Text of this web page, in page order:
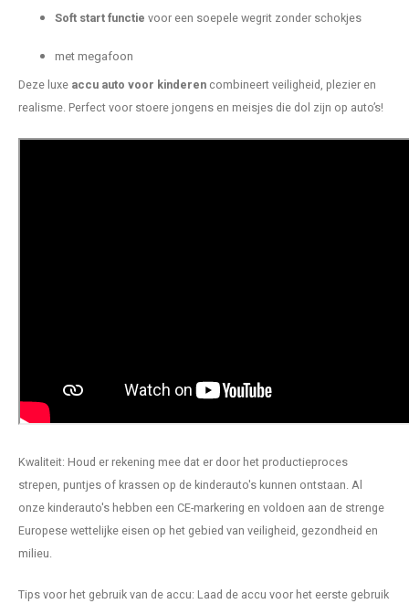
Soft start functie voor een soepele wegrit zonder schokjes
met megafoon
Deze luxe accu auto voor kinderen combineert veiligheid, plezier en
realisme. Perfect voor stoere jongens en meisjes die dol zijn op auto’s!
Kwaliteit: Houd er rekening mee dat er door het productieproces
strepen, puntjes of krassen op de kinderauto's kunnen ontstaan. Al
onze kinderauto's hebben een CE-markering en voldoen aan de strenge
Europese wettelijke eisen op het gebied van veiligheid, gezondheid en
milieu.
Tips voor het gebruik van de accu: Laad de accu voor het eerste gebruik